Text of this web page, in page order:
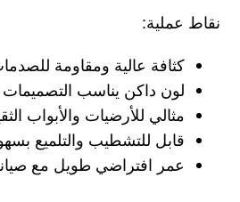
نقاط عملية:
كثافة عالية ومقاومة
لون داكن يناسب التصميمات
مثالي للأرضيات والأبواب
قابل للتشطيب والتلميع
عمر افتراضي طويل مع